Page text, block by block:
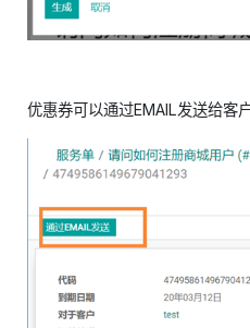
优惠券可以通过EMAIL发送给客